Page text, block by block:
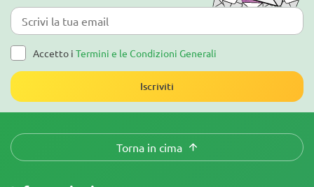
Accetto i Termini e le Condizioni Generali
Iscriviti
Torna in cima